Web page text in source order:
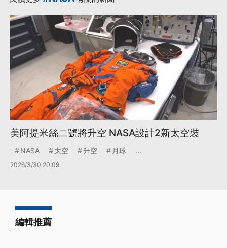
美阿提米絲二號將升空 NASA設計2新太空裝
NASA 太空 升空 月球 ...
2026/3/30 20:09
編輯推薦